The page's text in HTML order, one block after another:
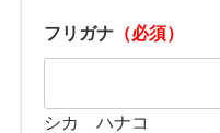
フリガナ （必須）
シカ ハナコ